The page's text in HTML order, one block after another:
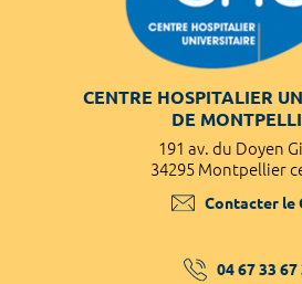
CENTRE HOSPITALIER
DE
191 av. du Doyen
34295 Montpellier
Contacter le
04 67 33 67